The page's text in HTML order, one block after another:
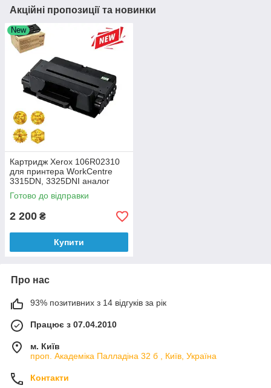
Акційні пропозиції та новинки
New
Картридж Xerox 106R02310
для принтера WorkCentre
3315DN, 3325DNI аналог
Готово до відправки
2 200 ₴
Купити
Про нас
93% позитивних з 14 відгуків за рік
Працює з 07.04.2010
м. Київ
проп. Академіка Палладіна 32 б , Київ, Україна
Контакти